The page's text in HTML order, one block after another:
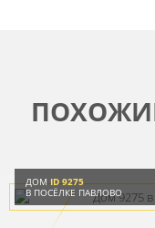
ДОМID 9275
В ПОСЁЛКЕ ПАВЛОВО